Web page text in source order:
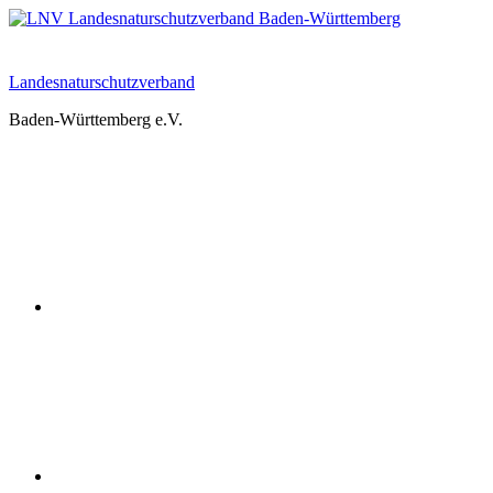
Zum
Landesnaturschutzverband
Baden-Württemberg e.V.